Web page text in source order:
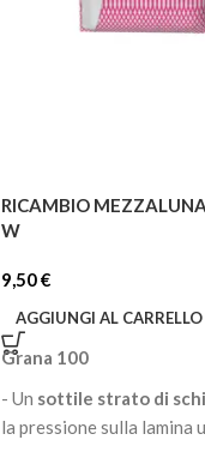
RICAMBIO
W
9,50€
AGGIUNGI AL CARRELLO
Grana 100
- Un sottile strato di
la pressione sulla lamina